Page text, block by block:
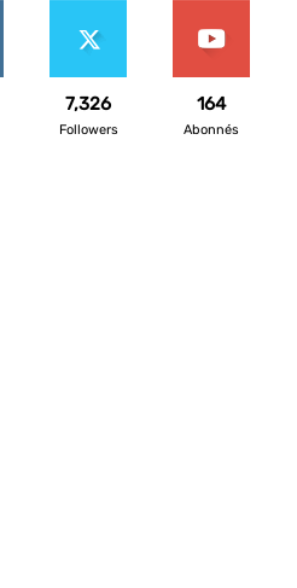
7,326
Followers
164
Abonnés